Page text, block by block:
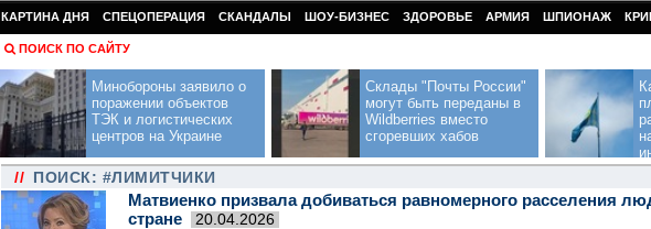
КАРТИНА ДНЯ СПЕЦОПЕРАЦИЯ СКАНДАЛЫ ШОУ-БИЗНЕС ЗДОРОВЬЕ АРМИЯ ШПИОНАЖ
ПОИСК ПО САЙТУ
Минобороны заявило о
поражении объектов
ТЭК и логистических
центров на Украине
Склады "Почты России"
могут быть переданы в
Wildberries вместо
сгоревших хабов
// ПОИСК: #ЛИМИТЧИКИ
Матвиенко призвала добиваться равномерного расселения
стране
20.04.2026